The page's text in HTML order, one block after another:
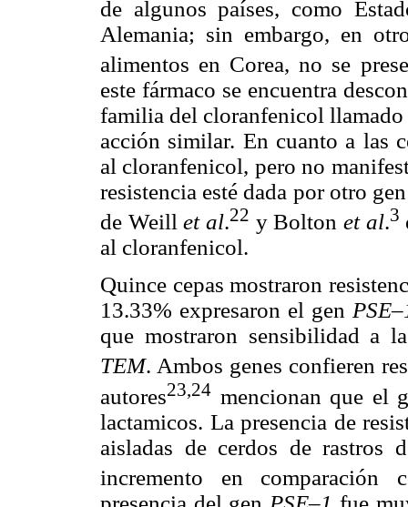
de algunos países, como
Alemania; sin embargo, en
alimentos en Corea, no se
este fármaco se encuentra
familia del cloranfenicol
acción similar. En cuanto a las
al cloranfenicol, pero no
resistencia esté dada por otro
de Weillet al.22 y Bolton et al.3
al cloranfenicol.
Quince cepas mostraron
13.33% expresaron el gen
que mostraron sensibilidad a
TEM. Ambos genes confieren
autores23,24 mencionan que el
lactamicos. La presencia de
aisladas de cerdos de rastros
incremento en comparación